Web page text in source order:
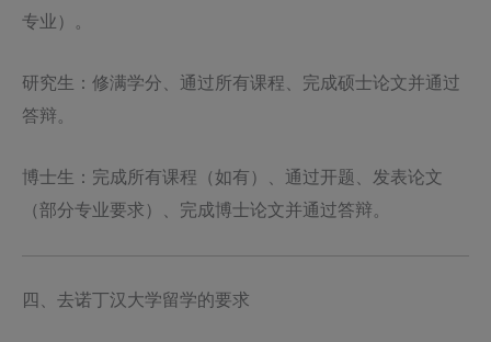
专业）。
研究生：修满学分、通过所有课程、完成硕士论文并通过
答辩。
博士生：完成所有课程（如有）、通过开题、发表论文
（部分专业要求）、完成博士论文并通过答辩。
四、去诺丁汉大学留学的要求